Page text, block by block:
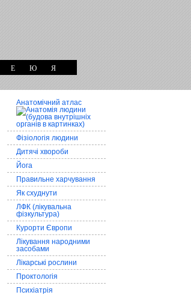
Е Ю Я
Анатомічний атлас
Фізіологія людини
Дитячі хвороби
Йога
Правильне харчування
Як схуднути
ЛФК (лікувальна
фізкультура)
Курорти Європи
Лікування народними
засобами
Лікарські рослини
Проктологія
Психіатрія